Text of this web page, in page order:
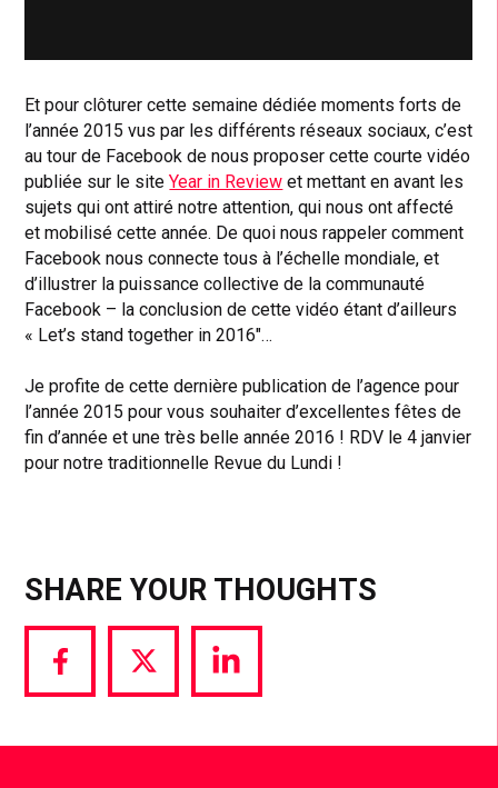
Et pour clôturer cette semaine dédiée moments forts de
l’année 2015 vus par les différents réseaux sociaux, c’est
au tour de Facebook de nous proposer cette courte vidéo
publiée sur le siteYear in Review et mettant en avant les
sujets qui ont attiré notre attention, qui nous ont affecté
et mobilisé cette année. De quoi nous rappeler comment
Facebook nous connecte tous à l’échelle mondiale, et
d’illustrer la puissance collective de la communauté
Facebook – la conclusion de cette vidéo étant d’ailleurs
« Let’s stand together in 2016″…
Je profite de cette dernière publication de l’agence pour
l’année 2015 pour vous souhaiter d’excellentes fêtes de
fin d’année et une très belle année 2016 ! RDV le 4 janvier
pour notre traditionnelle Revue du Lundi !
SHARE YOUR THOUGHTS
Share
via
Share
via
Share
via